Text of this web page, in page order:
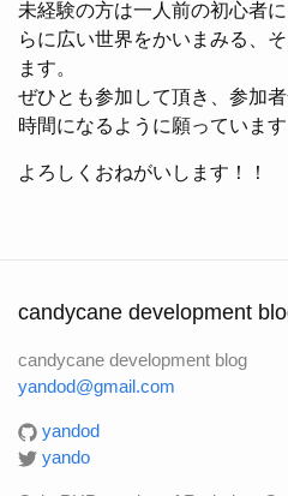
未経験の方は一人前の初心者
らに広い世界をかいまみる、
ます。
ぜひとも参加して頂き、参加
時間になるように願っています
よろしくおねがいします！！
candycane development
candycane development blog
yandod@gmail.com
yandod
yando